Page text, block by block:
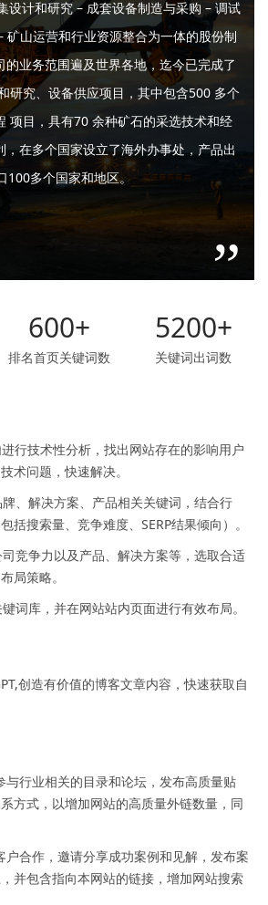
行技术性分析，找出网站存在的影响用户
术问题，快速解决。
、解决方案、产品相关关键词，结合行
括搜索量、竞争难度、SERP结果倾向）。
竞争力以及产品、解决方案等，选取合适
局策略。
词库，并在网站站内页面进行有效布局。
创造有价值的博客文章内容，快速获取自
与行业相关的目录和论坛，发布高质量贴
方式，以增加网站的高质量外链数量，同
户合作，邀请分享成功案例和见解，发布案
并包含指向本网站的链接，增加网站搜索
设计和研究 – 成套设备制造与采购 – 调试
矿山运营和行业资源整合为一体的股份制
的业务范围遍及世界各地，迄今已完成了
研究、设备供应项目，其中包含500 多个
项目，具有70 余种矿石的采选技术和经
，在多个国家设立了海外办事处，产品出
100多个国家和地区。
600+
排名首页关键词数
5200+
关键词出词数